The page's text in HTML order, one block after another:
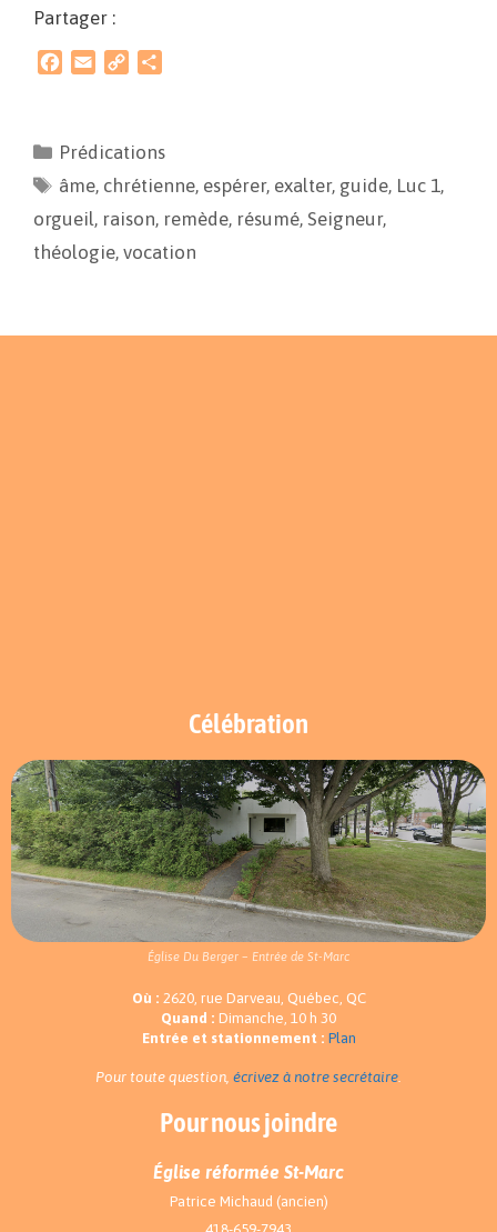
Partager :
b
o
l
L
i
a
g
Prédications
âme, chrétienne, espérer, exalter, guide, Luc 1,
orgueil, raison, remède, résumé, Seigneur,
théologie, vocation
Célébration
Église Du Berger – Entrée de St-Marc
Où : 2620, rue Darveau, Québec, QC
Quand : Dimanche, 10 h 30
Entrée et stationnement : Plan
Pour toute question, écrivez à notre secrétaire
Pour nous joindre
Église réformée St-Marc
Patrice Michaud (ancien)